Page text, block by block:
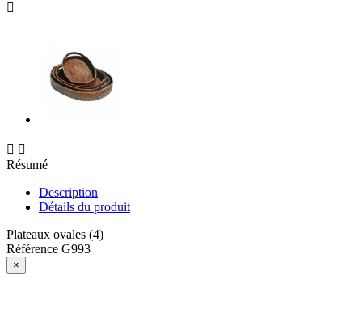

 
Résumé
Description
Détails du produit
Plateaux ovales (4)
Référence G993
×